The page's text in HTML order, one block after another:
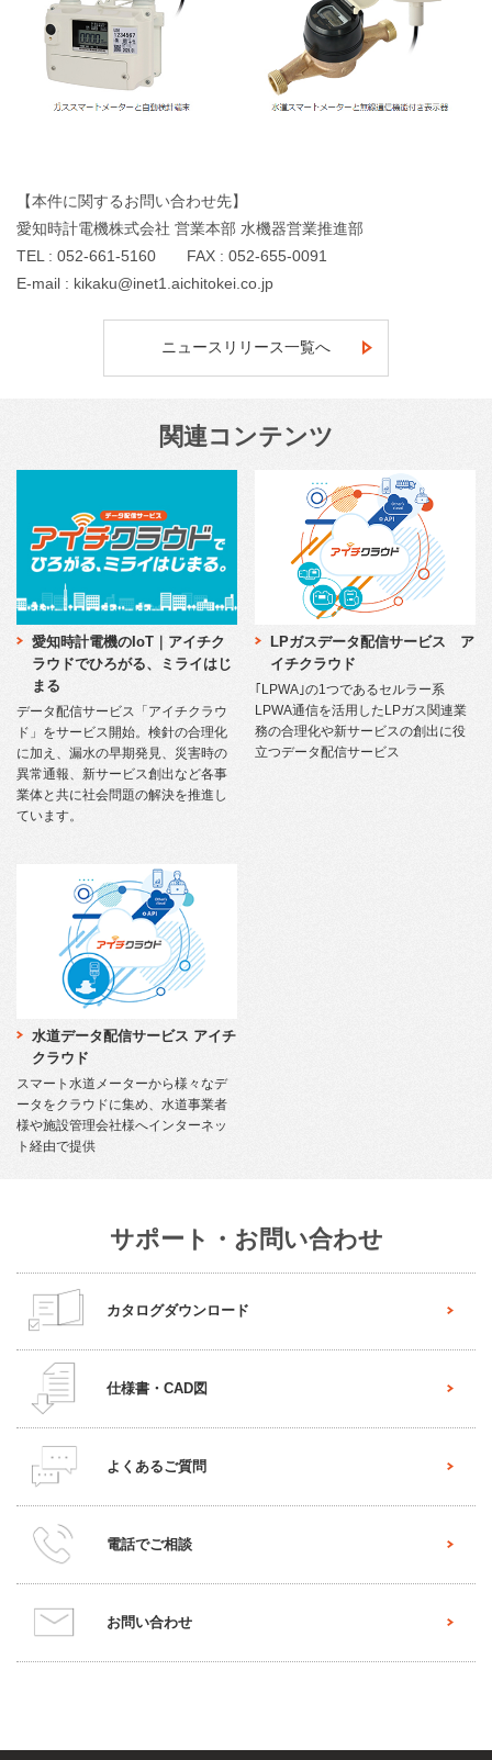
【本件に関するお問い合わせ先】
愛知時計電機株式会社 営業本部 水機器営業推進部
TEL : 052-661-5160 FAX : 052-655-0091
E-mail : kikaku@inet1.aichitokei.co.jp
ニュースリリース一覧へ
関連コンテンツ
愛知時計電機のIoT｜アイチク
ラウドでひろがる、ミライはじ
まる
データ配信サービス「アイチクラウ
ド」をサービス開始。検針の合理化
に加え、漏⽔の早期発⾒、災害時の
異常通報、新サービス創出など各事
業体と共に社会問題の解決を推進し
ています。
LPガスデータ配信サービス ア
イチクラウド
｢LPWA｣の1つであるセルラー系
LPWA通信を活用したLPガス関連業
務の合理化や新サービスの創出に役
立つデータ配信サービス
水道データ配信サービス アイチ
クラウド
スマート水道メーターから様々なデ
ータをクラウドに集め、水道事業者
様や施設管理会社様へインターネッ
ト経由で提供
サポート・お問い合わせ
カタログダウンロード
仕様書・CAD図
よくあるご質問
電話でご相談
お問い合わせ